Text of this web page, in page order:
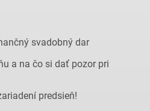
svadobný dar
a na čo si dať pozor pri
predsieň!